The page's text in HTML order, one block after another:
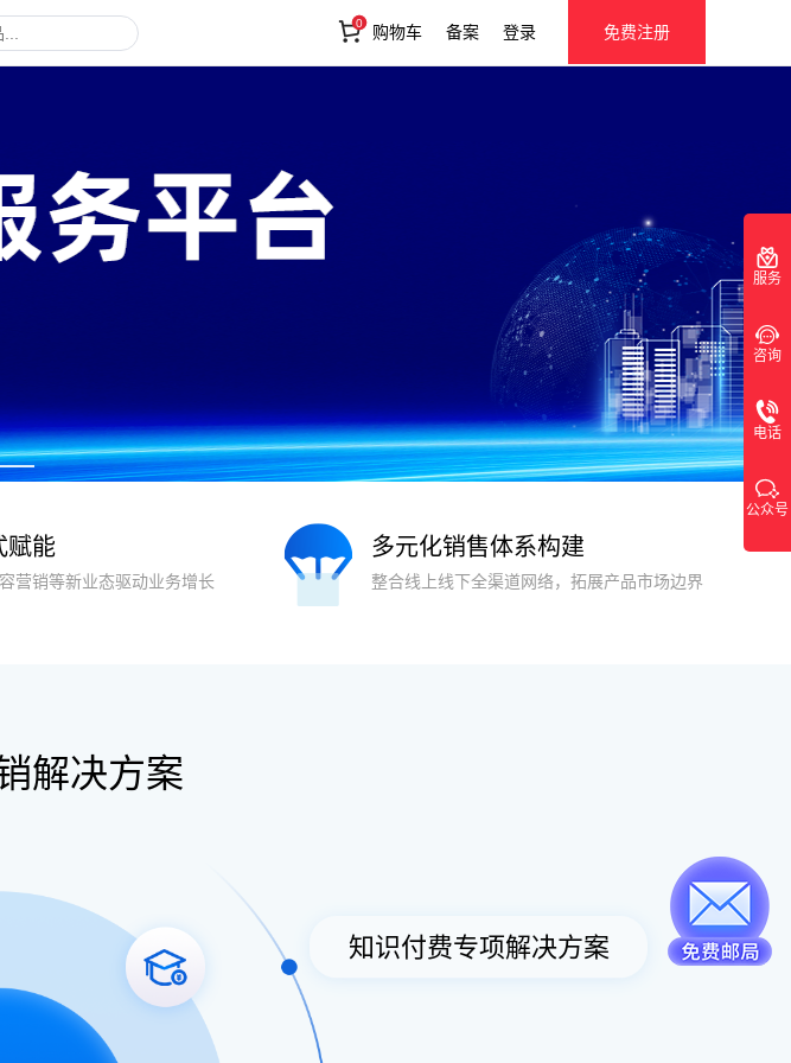
0
购物车 备案 登录 免费注册
服务
咨询
电话
公众号
赋能
营销等新业态驱动业务增长
多元化销售体系构建
整合线上线下全渠道网络，拓展产品市场边界
解决方案
知识付费专项解决方案